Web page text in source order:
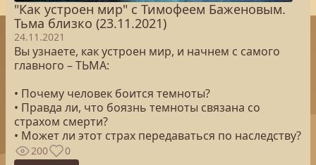
"Как устроен мир" с Тимофеем Баженовым.
Тьма близко (23.11.2021)
24.11.2021
Вы узнаете, как устроен мир, и начнем с самого
главного – ТЬМА:
• Почему человек боится темноты?
• Правда ли, что боязнь темноты связана со
страхом смерти?
• Может ли этот страх передаваться по наследству?
200 0